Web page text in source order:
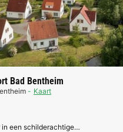
Bad Bentheim
Kaart
in een schilderachtige…